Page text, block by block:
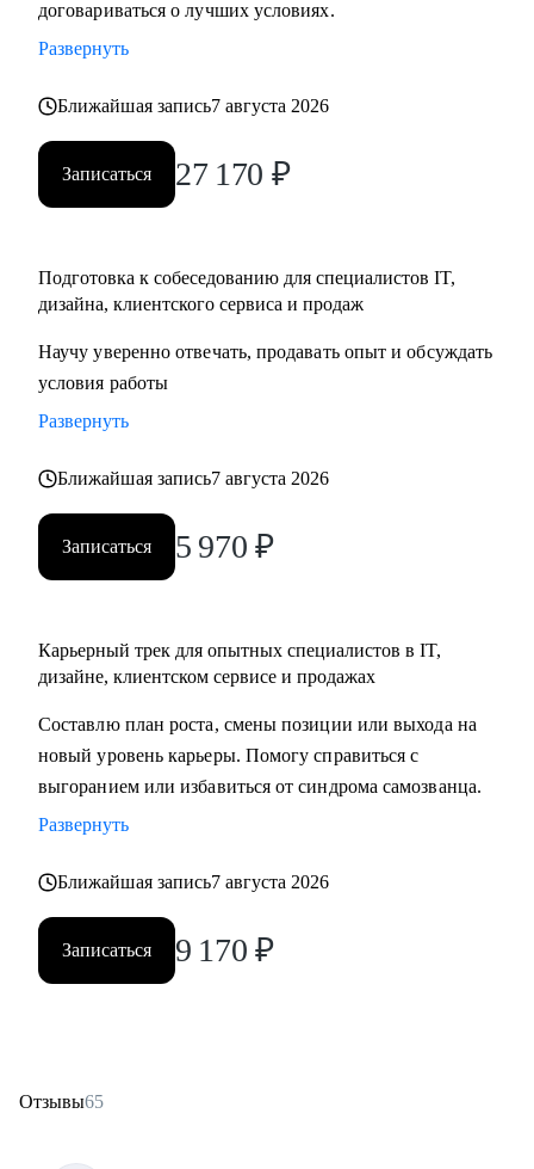
• Тем, кто хочет начать карьеру в IT и Digital или
клиентском сервисе и продажах;
и Digital или клиентском сервисе и продажах;
договариваться о лучших условиях.
Развернуть
Ближайшая запись7 августа 2026
Записаться 27 170 ₽
Подготовка к собеседованию для специалистов IT,
дизайна, клиентского сервиса и продаж
Научу уверенно отвечать, продавать опыт и обсуждать
условия работы
Развернуть
Ближайшая запись7 августа 2026
Записаться 5 970 ₽
Карьерный трек для опытных специалистов в IT,
дизайне, клиентском сервисе и продажах
Составлю план роста, смены позиции или выхода на
новый уровень карьеры. Помогу справиться с
выгоранием или избавиться от синдрома самозванца.
Развернуть
Ближайшая запись7 августа 2026
Записаться 9 170 ₽
Отзывы65